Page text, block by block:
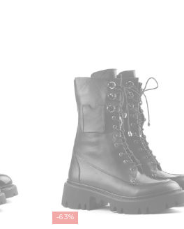
-63%